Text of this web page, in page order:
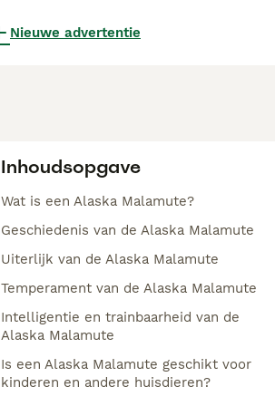
Nieuwe advertentie
Inhoudsopgave
Wat is een Alaska Malamute?
Geschiedenis van de Alaska Malamute
Uiterlijk van de Alaska Malamute
Temperament van de Alaska Malamute
Intelligentie en trainbaarheid van de
Alaska Malamute
Is een Alaska Malamute geschikt voor
kinderen en andere huisdieren?